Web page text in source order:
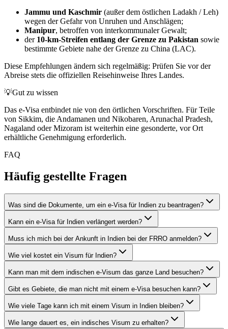
Jammu und Kaschmir (außer dem östlichen Ladakh / Leh)
wegen der Gefahr von Unruhen und Anschlägen;
Manipur, betroffen von interkommunaler Gewalt;
der 10-km-Streifen entlang der Grenze zu Pakistan sowie
bestimmte Gebiete nahe der Grenze zu China (LAC).
Diese Empfehlungen ändern sich regelmäßig: Prüfen Sie vor der
Abreise stets die offiziellen Reisehinweise Ihres Landes.
💡Gut zu wissen
Das e-Visa entbindet nie von den örtlichen Vorschriften. Für Teile
von Sikkim, die Andamanen und Nikobaren, Arunachal Pradesh,
Nagaland oder Mizoram ist weiterhin eine gesonderte, vor Ort
erhältliche Genehmigung erforderlich.
FAQ
Häufig gestellte Fragen
Was sind die Dokumente, um ein e-Visa für Indien zu beantragen?
Kann ein e-Visa für Indien verlängert werden?
Muss ich mich bei der Ankunft in Indien bei der FRRO anmelden?
Wie viel kostet ein Visum für Indien?
Kann man mit dem indischen e-Visum das ganze Land besuchen?
Gibt es Gebiete, die man nicht mit einem e-Visa besuchen kann?
Wie viele Tage kann ich mit einem Visum in Indien bleiben?
Wie lange dauert es, ein indisches Visum zu erhalten?